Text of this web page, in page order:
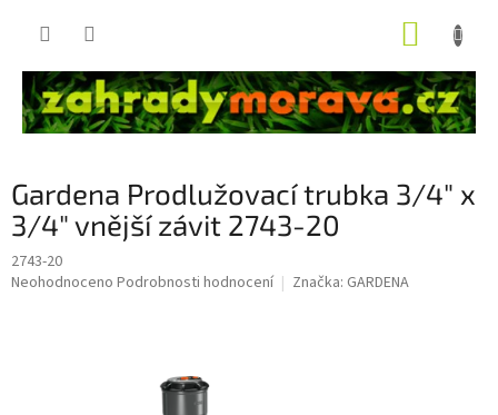
Gardena Prodlužovací trubka 3/4" x
3/4" vnější závit 2743-20
2743-20
Průměrné
Neohodnoceno Podrobnosti hodnocení Značka: GARDENA